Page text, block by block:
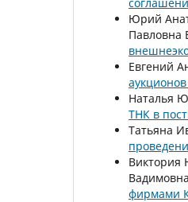
Юрий
Павловна
Евгений
Наталья
ТНК в
Татьяна
Виктория
фирмами